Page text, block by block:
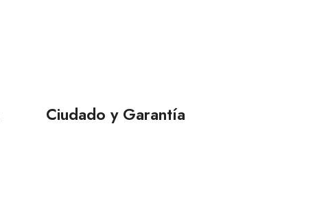
Ciudado y Garantía